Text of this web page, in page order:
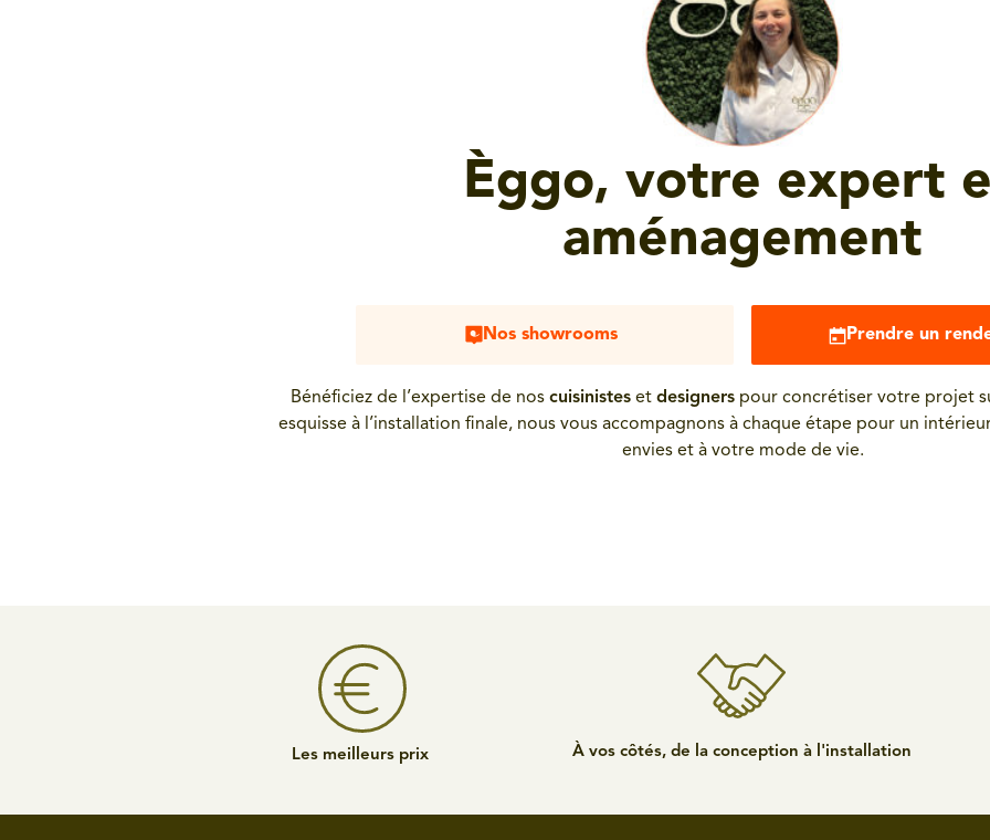
Èggo, votre expert
aménagement
Nos showrooms Prendre un
Bénéficiez de l’expertise de nos cuisinisteset designerspour concrétiser votre projet
esquisse à l’installation finale, nous vous accompagnons à chaque étape pour un
envies et à votre mode de vie.
Les meilleurs prix À vos côtés, de la conception à l'installation